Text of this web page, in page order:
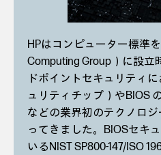
HPはコンピューター標準
Computing Group）に設立
ドポイントセキュリティ
ュリティチップ）やBIOS
などの業界初のテクノロ
ってきました。BIOSセキ
いるNIST SP800-147/ISO